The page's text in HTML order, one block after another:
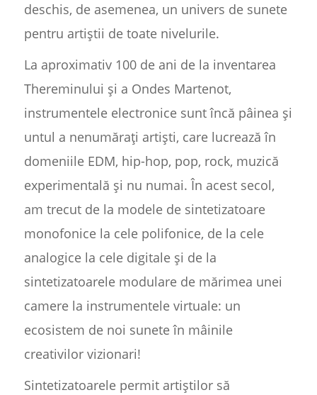
deschis, de asemenea, un univers de sunete
pentru artiștii de toate nivelurile.
La aproximativ 100 de ani de la inventarea
Thereminului și a Ondes Martenot,
instrumentele electronice sunt încă pâinea și
untul a nenumărați artiști, care lucrează în
domeniile EDM, hip-hop, pop, rock, muzică
experimentală și nu numai. În acest secol,
am trecut de la modele de sintetizatoare
monofonice la cele polifonice, de la cele
analogice la cele digitale și de la
sintetizatoarele modulare de mărimea unei
camere la instrumentele virtuale: un
ecosistem de noi sunete în mâinile
creativilor vizionari!
Sintetizatoarele permit artiștilor să